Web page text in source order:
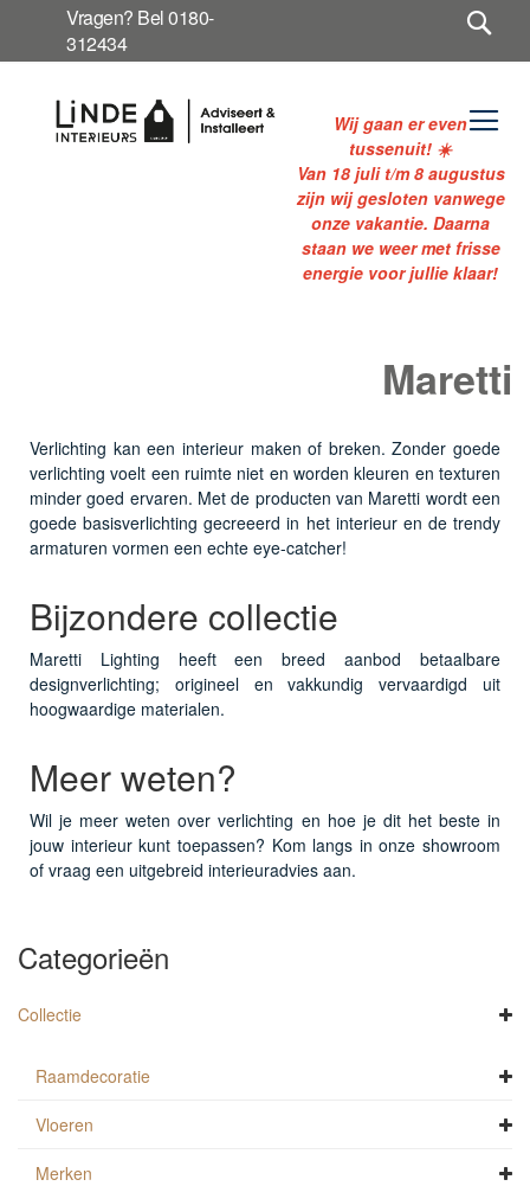
de
Vragen? Bel 0180-
312434
Wij gaan er even
tussenuit! ☀️
Van 18 juli t/m 8 augustus
zijn wij gesloten vanwege
onze vakantie. Daarna
staan we weer met frisse
energie voor jullie klaar!
Maretti
Verlichting kan een interieur maken of breken. Zonder goede
verlichting voelt een ruimte niet en worden kleuren en texturen
minder goed ervaren. Met de producten van Maretti wordt een
goede basisverlichting gecreeerd in het interieur en de trendy
armaturen vormen een echte eye-catcher!
Bijzondere collectie
Maretti Lighting heeft een breed aanbod betaalbare
designverlichting; origineel en vakkundig vervaardigd uit
hoogwaardige materialen.
Meer weten?
Wil je meer weten over verlichting en hoe je dit het beste in
jouw interieur kunt toepassen? Kom langs in onze showroom
of vraag een uitgebreid interieuradvies aan.
Categorieën
Collectie
Raamdecoratie
Vloeren
Merken